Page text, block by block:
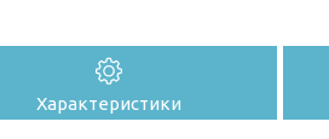
Характеристики